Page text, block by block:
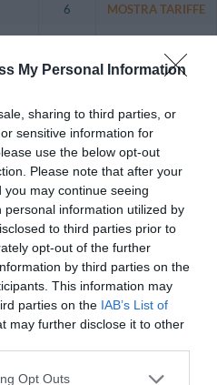
My Personal Information
sharing to third parties, or
sensitive information for
use the below opt-out
Please note that after your
may continue seeing
information utilized by
to third parties prior to
opt-out of the further
by third parties on the
This information may
parties on the IAB’s List of
may further disclose it to other
Opt Outs
6 MOSTRA TARIFFE
4 MOSTRA TARIFFE
6 MOSTRA TARIFFE
di cui 5 monolocali, 10
tutti con ampi balconi vista lago o
di biancheria da camera TV color
sicurezza, telefono con linea diretta,
condizionata, connessione Wi-Fi a
persone, Trilocale per 6 persone,
per 6 persone.
Ascensore